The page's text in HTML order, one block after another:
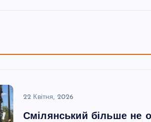
22 Квітня, 2026
Смілянський більше не